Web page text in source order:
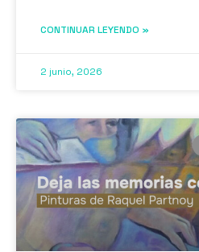
CONTINUAR LEYENDO »
2 junio, 2026